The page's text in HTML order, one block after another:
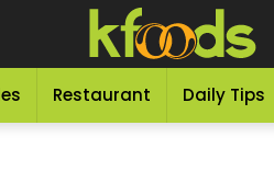
Restaurant Daily Tips